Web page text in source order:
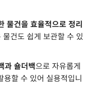
물건을 효율적으로 정리
건도 쉽게 보관할 수 있
과 숄더백으로 자유롭게
용할 수 있어 실용적입니